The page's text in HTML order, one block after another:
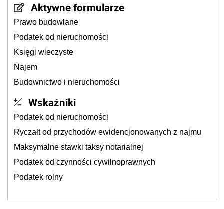
Aktywne formularze
Prawo budowlane
Podatek od nieruchomości
Księgi wieczyste
Najem
Budownictwo i nieruchomości
Wskaźniki
Podatek od nieruchomości
Ryczałt od przychodów ewidencjonowanych z najmu
Maksymalne stawki taksy notarialnej
Podatek od czynności cywilnoprawnych
Podatek rolny